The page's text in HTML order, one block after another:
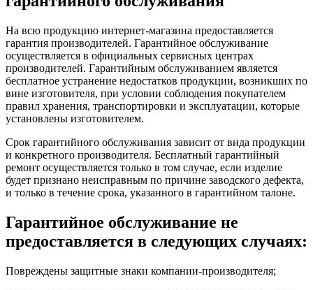
На всю продукцию интернет-магазина предоставляется
гарантия производителей. Гарантийное обслуживание
осуществляется в официальных сервисных центрах
производителей. Гарантийным обслуживанием является
бесплатное устранение недостатков продукции, возникших по
вине изготовителя, при условии соблюдения покупателем
правил хранения, транспортировки и эксплуатации, которые
установлены изготовителем.
Срок гарантийного обслуживания зависит от вида продукции
и конкретного производителя. Бесплатный гарантийный
ремонт осуществляется только в том случае, если изделие
будет признано неисправным по причине заводского дефекта,
и только в течение срока, указанного в гарантийном талоне.
Гарантийное обслуживание не
предоставляется в следующих случаях:
Повреждены защитные знаки компании-производителя;